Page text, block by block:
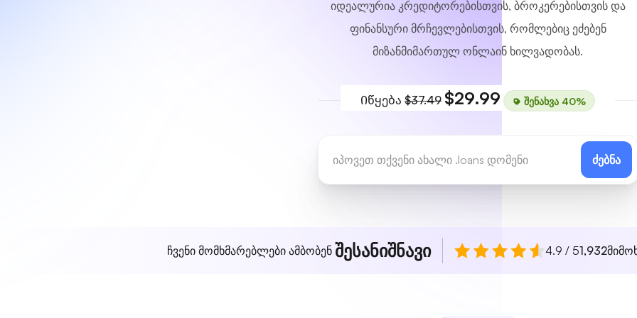
იდეალურია კრედიტორებისთვის, ბროკერებისთვის და
ფინანსური მრჩევლებისთვის, რომლებიც ეძებენ
მიზანმიმართულ ონლაინ ხილვადობას.
Იწყება $37.49 $29.99 შენახვა 40%
ძებნა
ჩვენი მომხმარებლები ამბობენ შესანიშნავი 4.9 / 51,932